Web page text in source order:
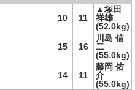
10 11
▲塚田
祥雄
(52.0kg)
15 16
川島 信
二
(55.0kg)
14 11
藤岡 佑
介
(55.0kg)